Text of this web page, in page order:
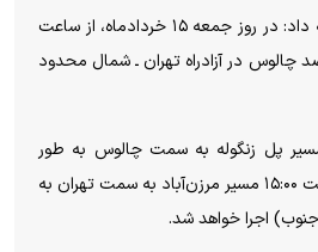
رئیس پلیس راه فراجا ادامه داد: در روز جمعه ۱۵ خردادماه، از ساعت
چالوس در آزادراه تهران ـ شمال محدود
از ساعت ۱۳:۰۰ مسیر پل زنگوله به سمت چالوس به طور
کامل مسدود شده و از ساعت ۱۵:۰۰ مسیر مرزن‌آباد به سمت تهران به
اجرا خواهد شد.